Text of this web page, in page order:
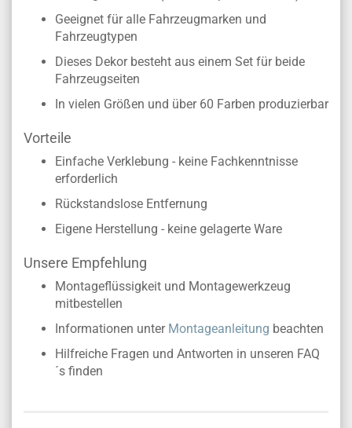
Geeignet für alle Fahrzeugmarken und
Fahrzeugtypen
Dieses Dekor besteht aus einem Set für beide
Fahrzeugseiten
In vielen Größen und über 60 Farben produzierbar
Vorteile
Einfache Verklebung - keine Fachkenntnisse
erforderlich
Rückstandslose Entfernung
Eigene Herstellung - keine gelagerte Ware
Unsere Empfehlung
Montageflüssigkeit und Montagewerkzeug
mitbestellen
Informationen unter Montageanleitung beachten
Hilfreiche Fragen und Antworten in unseren FAQ
´s finden